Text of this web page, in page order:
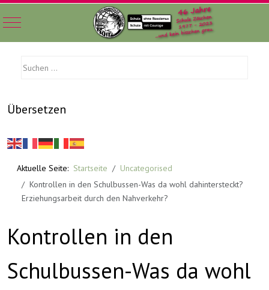
Mobile Menu Toggle
Übersetzen
Aktuelle Seite: Startseite
Uncategorised
Kontrollen in den Schulbussen-Was da wohl dahintersteckt?
Erziehungsarbeit durch den Nahverkehr?
Kontrollen in den
Schulbussen-Was da wohl